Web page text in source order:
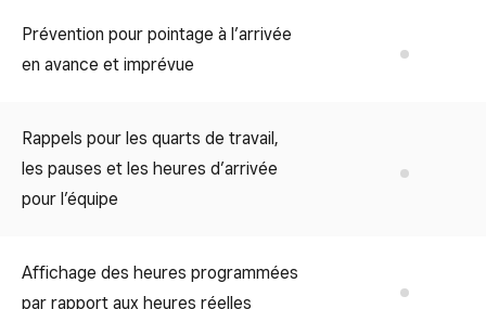
Prévention pour pointage à l’arrivée
en avance et imprévue
No
Rappels pour les quarts de travail,
les pauses et les heures d’arrivée
pour l’équipe
No
Affichage des heures programmées
par rapport aux heures réelles
No